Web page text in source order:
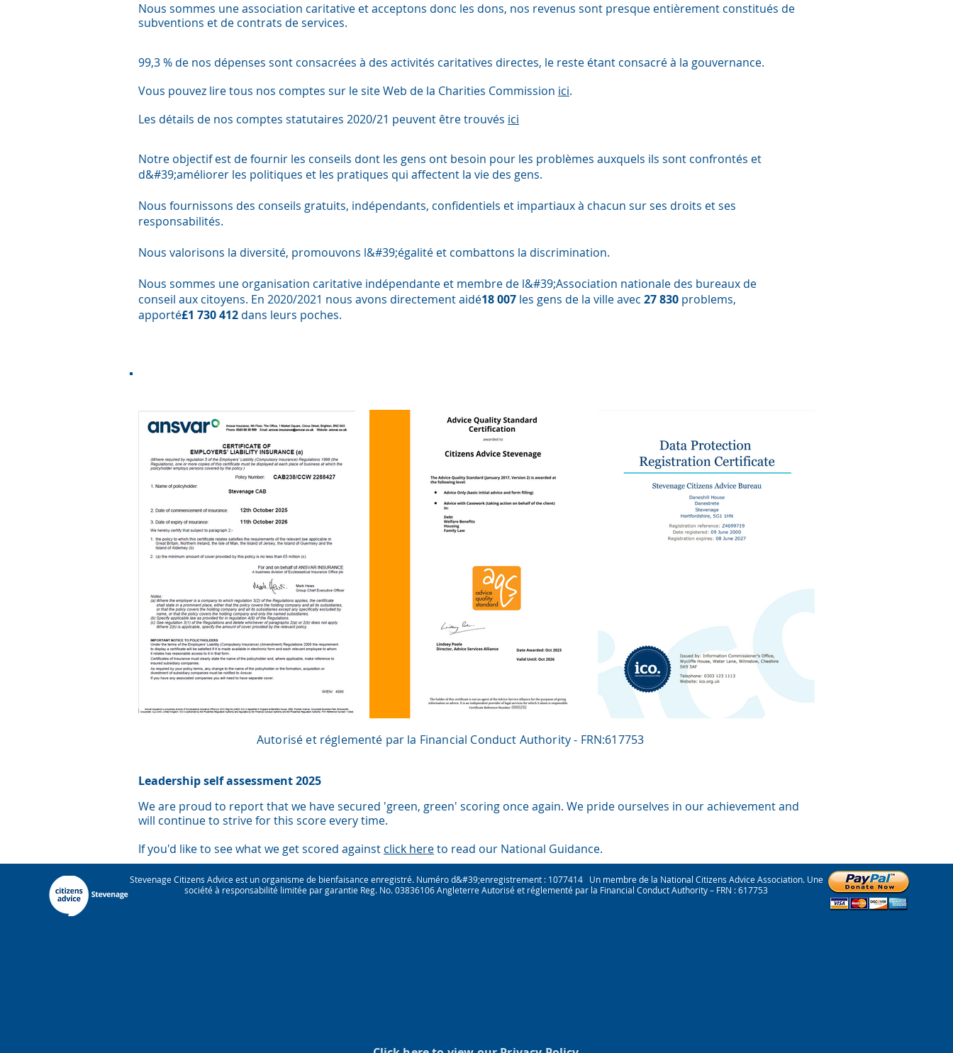
Nous sommes une association caritative et acceptons donc les dons, nos revenus sont presque entièrement constitués de
subventions et de contrats de services.
99,3 % de nos dépenses sont consacrées à des activités caritatives directes, le reste étant consacré à la gouvernance.
Vous pouvez lire tous nos comptes sur le site Web de la Charities Commission ici.
Les détails de nos comptes statutaires 2020/21 peuvent être trouvés ici
Notre objectif est de fournir les conseils dont les gens ont besoin pour les problèmes auxquels ils sont confrontés et
d&#39;améliorer les politiques et les pratiques qui affectent la vie des gens.
Nous fournissons des conseils gratuits, indépendants, confidentiels et impartiaux à chacun sur ses droits et ses
responsabilités.
Nous valorisons la diversité, promouvons l&#39;égalité et combattons la discrimination.
Nous sommes une organisation caritative indépendante et membre de l&#39;Association nationale des bureaux de
conseil aux citoyens. En 2020/2021 nous avons directement aidé18 007 les gens de la ville avec 27 830 problems,
apporté£1 730 412 dans leurs poches.
Autorisé et réglementé par la Financial Conduct Authority - FRN:617753
Leadership self assessment 2025
We are proud to report that we have secured 'green, green' scoring once again. We pride ourselves in ourachievementand
will continue to strive for this score every time.
If you'd like to see what we get scored against click hereto read our National Guidance.
Stevenage Citizens Advice est un organisme de bienfaisance enregistré. Numéro d&#39;enregistrement : 1077414 Un membre de la National Citizens Advice Association. Une
société à responsabilité limitée par garantie Reg. No. 03836106 Angleterre Autorisé et réglementé par la Financial Conduct Authority – FRN : 617753